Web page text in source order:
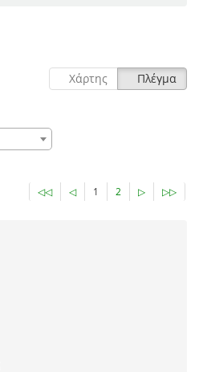
Χάρτης Πλέγμα
◁◁ ◁ 1 2 ▷ ▷▷